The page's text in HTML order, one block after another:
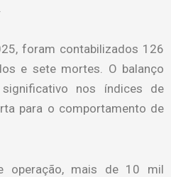
foram contabilizados 126
e sete mortes. O balanço
nos índices de
para o comportamento de
operação, mais de 10 mil